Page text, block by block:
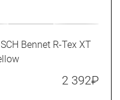
Bennet R-Tex XT
2 392₽